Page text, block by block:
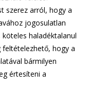
szerez arról, hogy a
jogosulatlan
haladéktalanul
hogy a
bármilyen
értesíteni a